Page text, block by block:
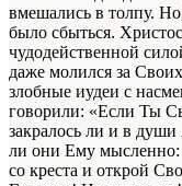
вмешались в толпу.
было сбыться.
чудодейственной
даже молился за
злобные иудеи с
говорили: «Если Ты
закралось ли и в
ли они Ему мысленно:
со креста и открой